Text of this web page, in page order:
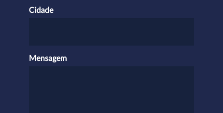
Cidade
Mensagem